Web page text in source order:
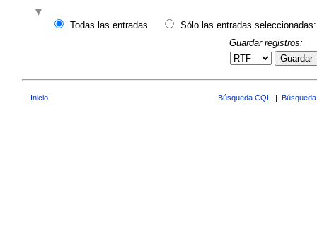
Todas las entradas
Sólo las entradas seleccionadas:
Guardar registros:
Guardar
Inicio Búsqueda CQL